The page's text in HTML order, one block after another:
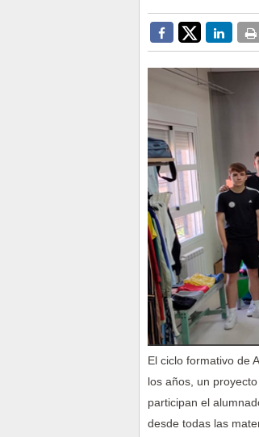
El ciclo formativo de
los años, un
participan el
desde todas las